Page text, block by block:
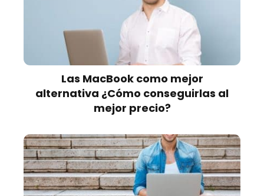
Las MacBook como mejor
alternativa ¿Cómo conseguirlas al
mejor precio?